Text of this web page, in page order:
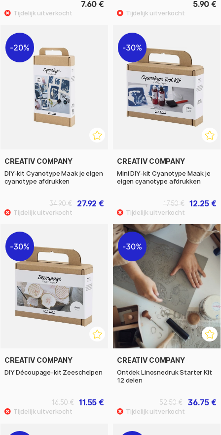
7.60 € 5.90 €
20%
CREATIV COMPANY
DIY-kit Cyanotype Maak je eigen
cyanotype afdrukken
27.92 €
34.90 €
30%
CREATIV COMPANY
Mini DIY-kit Cyanotype Maak je
eigen cyanotype afdrukken
12.25 €
17.50 €
30%
CREATIV COMPANY
DIY Découpage-kit Zeeschelpen
11.55 €
16.50 €
30%
CREATIV COMPANY
Ontdek Linosnedruk Starter Kit
12 delen
36.75 €
52.50 €